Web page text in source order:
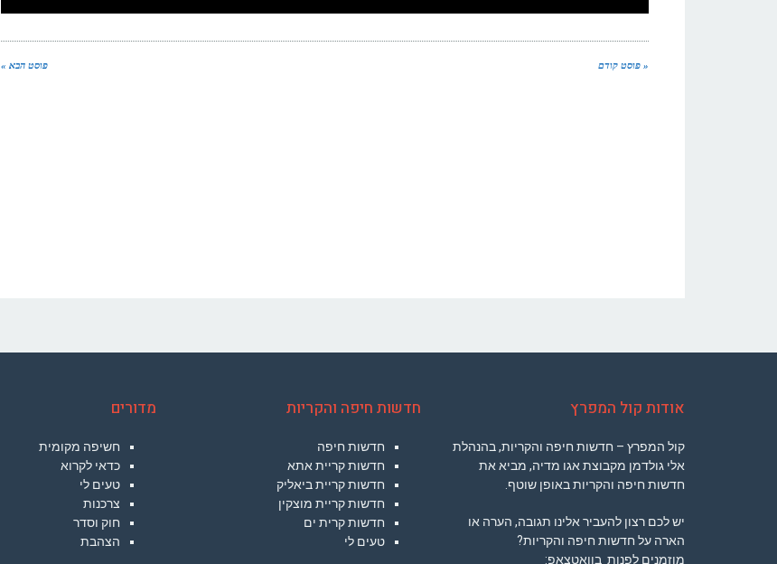
« פוסט קודם פוסט הבא »
אודות קול המפרץ
קול המפרץ – חדשות חיפה והקריות, בהנהלת
אלי גולדמן מקבוצת אגו מדיה, מביא את
חדשות חיפה והקריות באופן שוטף.
יש לכם רצון להעביר אלינו תגובה, הערה או
הארה על חדשות חיפה והקריות?
מוזמנים לפנות בוואטצאפ:
חדשות חיפה והקריות
חדשות חיפה
חדשות קריית אתא
חדשות קריית ביאליק
חדשות קריית מוצקין
חדשות קרית ים
טעים לי
מדורים
חשיפה מקומית
כדאי לקרוא
טעים לי
צרכנות
חוק וסדר
הצהבת